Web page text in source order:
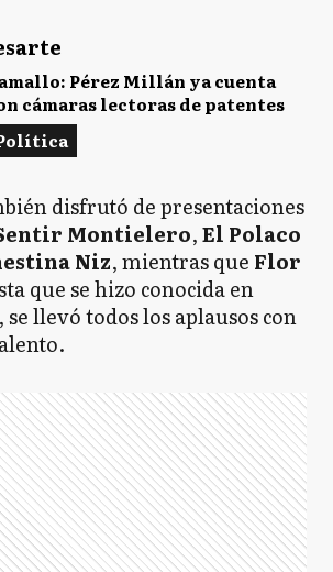
Pérez Millán ya cuenta
cámaras lectoras de patentes
disfrutó de presentaciones
Montielero,El Polaco
Niz, mientras que Flor
que se hizo conocida en
se llevó todos los aplausos con